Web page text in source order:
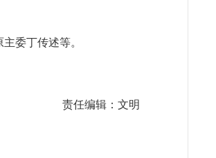
委丁传述等。
责任编辑：文明